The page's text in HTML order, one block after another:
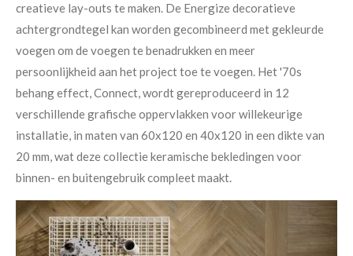
creatieve lay-outs te maken. De Energize decoratieve
achtergrondtegel kan worden gecombineerd met gekleurde
voegen om de voegen te benadrukken en meer
persoonlijkheid aan het project toe te voegen. Het '70s
behang effect, Connect, wordt gereproduceerd in 12
verschillende grafische oppervlakken voor willekeurige
installatie, in maten van 60x120 en 40x120 in een dikte van
20 mm, wat deze collectie keramische bekledingen voor
binnen- en buitengebruik compleet maakt.